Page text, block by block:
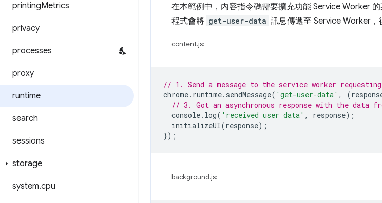
printingMetrics
privacy
processes
proxy
runtime
search
sessions
storage
system.cpu
在本範例中，內容指令碼需要擴充功能 Service Worker
程式會將 get-user-data 訊息傳遞至 Service Worker，
content.js:
// 1. Send a message to the service worker
chrome. runtime. sendMessage( 'get-user-data' , (
// 3. Got an asynchronous response with the data
console. log( 'received user data' , response);
initializeUI(response);
});
background.js: